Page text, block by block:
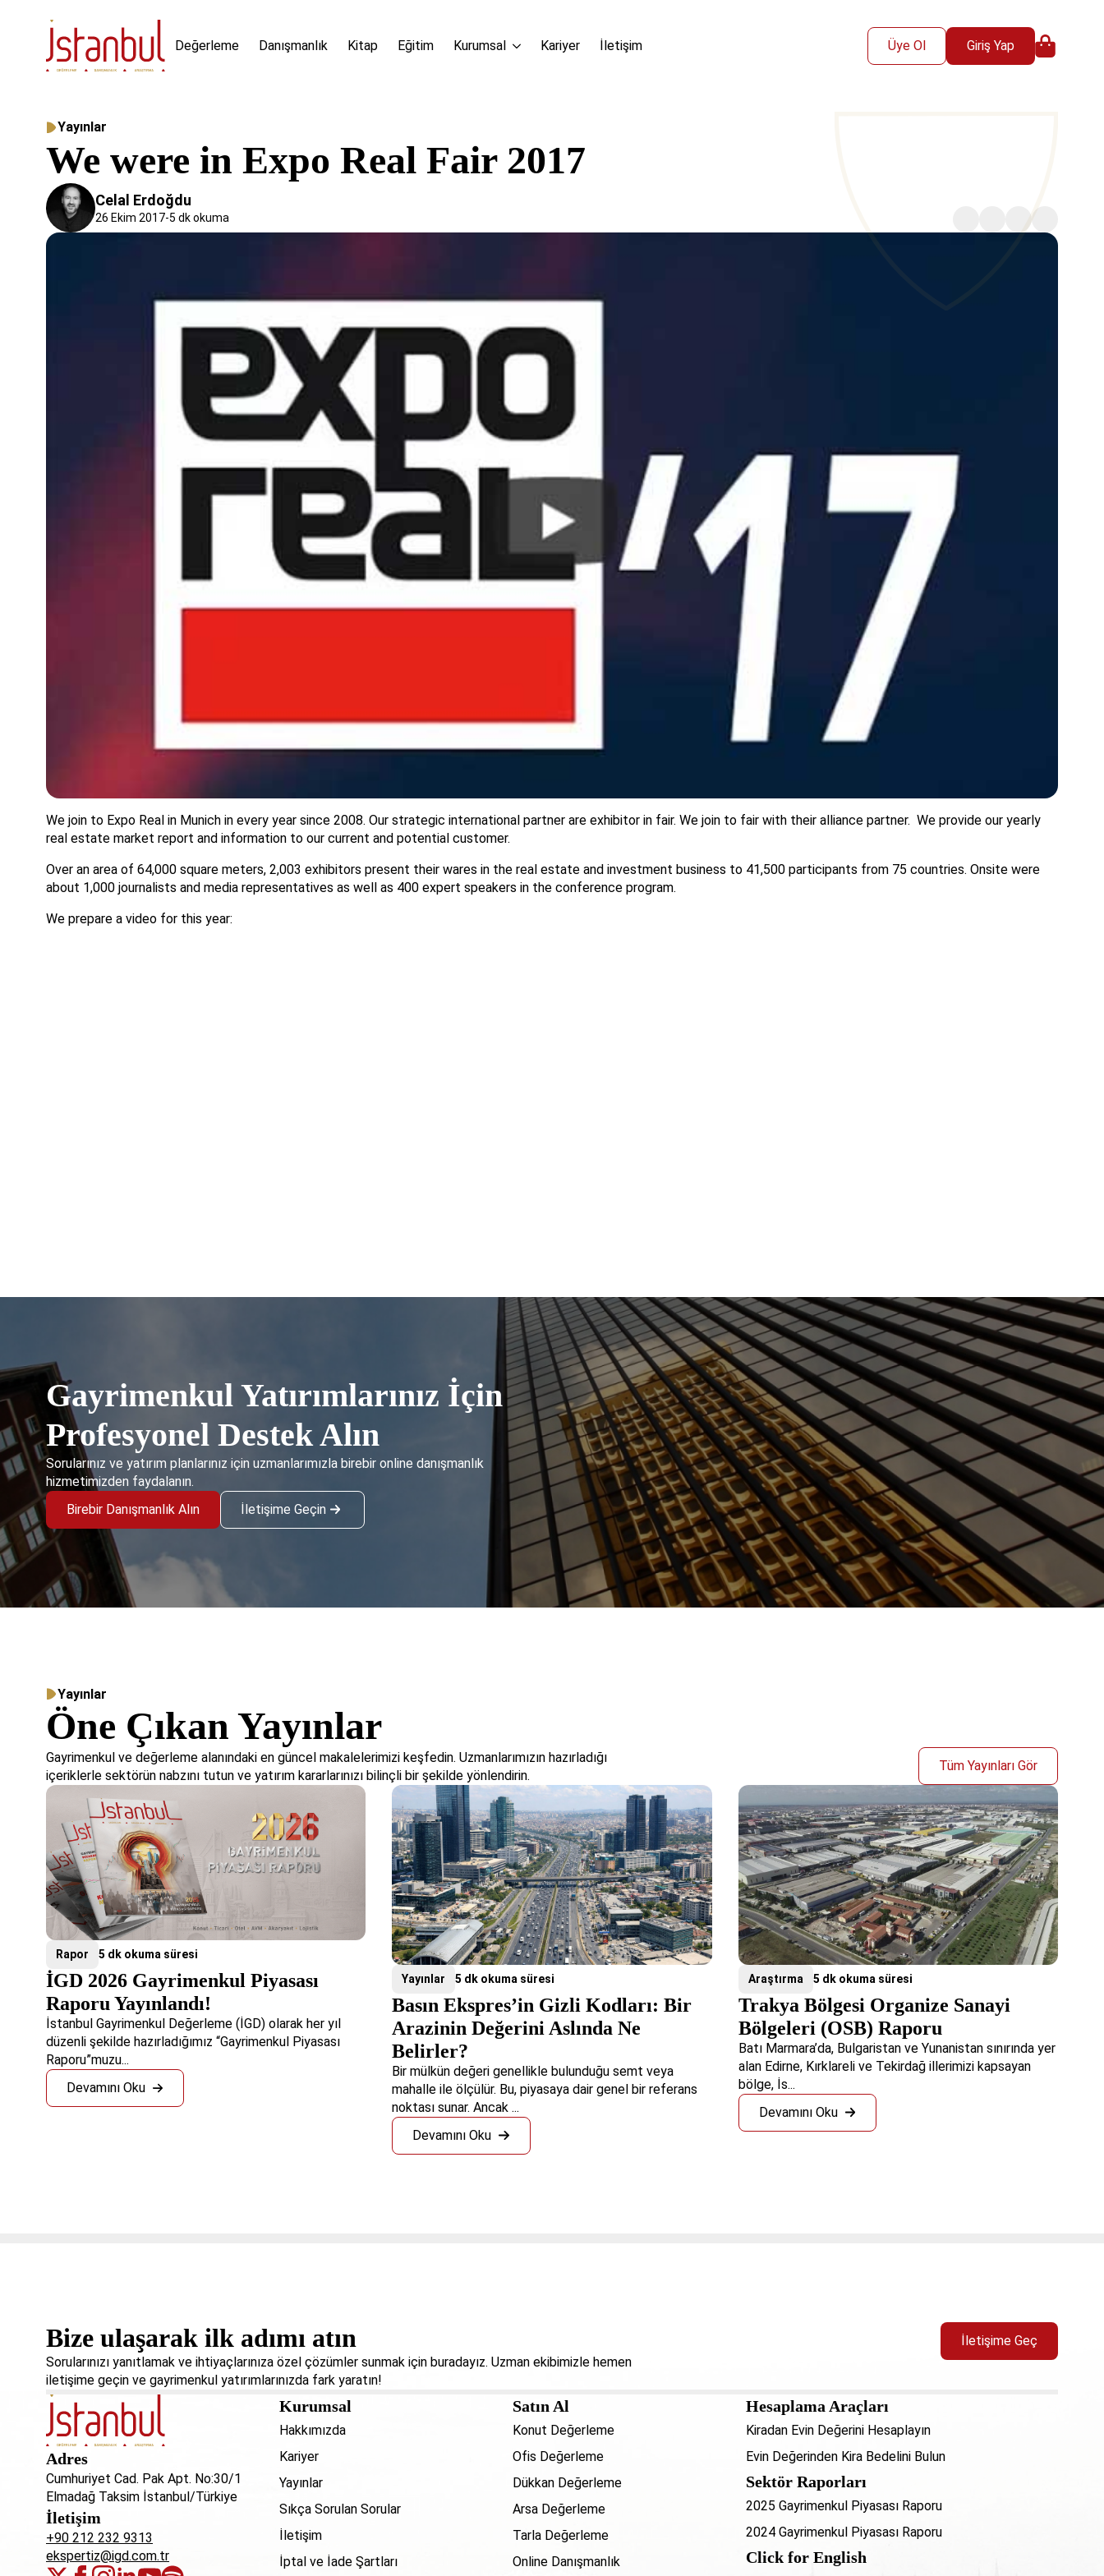
Değerleme Danışmanlık Kitap Eğitim Kurumsal Kariyer İletişim Üye Ol Giriş Yap
Yayınlar
We were in Expo Real Fair 2017
Celal Erdoğdu
26 Ekim 2017-5 dk okuma
We join to Expo Real in Munich in every year since 2008. Our strategic international partner are exhibitor in fair. We join to fair with their alliance partner. We provide our yearly
real estate market report and information to our current and potential customer.
Over an area of 64,000 square meters, 2,003 exhibitors present their wares in the real estate and investment business to 41,500 participants from 75 countries. Onsite were
about 1,000 journalists and media representatives as well as 400 expert speakers in the conference program.
We prepare a video for this year:
Gayrimenkul Yatırımlarınız İçin
Profesyonel Destek Alın
Sorularınız ve yatırım planlarınız için uzmanlarımızla birebir online danışmanlık
hizmetimizden faydalanın.
Birebir Danışmanlık Alın
İletişime Geçin
Yayınlar
Öne Çıkan Yayınlar
Gayrimenkul ve değerleme alanındaki en güncel makalelerimizi keşfedin. Uzmanlarımızın hazırladığı
içeriklerle sektörün nabzını tutun ve yatırım kararlarınızı bilinçli bir şekilde yönlendirin.
Tüm Yayınları Gör
Rapor 5 dk okuma süresi
İGD 2026 Gayrimenkul Piyasası
Raporu Yayınlandı!
İstanbul Gayrimenkul Değerleme (İGD) olarak her yıl
düzenli şekilde hazırladığımız “Gayrimenkul Piyasası
Raporu”muzu...
Devamını Oku
Yayınlar 5 dk okuma süresi
Basın Ekspres’in Gizli Kodları: Bir
Arazinin Değerini Aslında Ne
Belirler?
Bir mülkün değeri genellikle bulunduğu semt veya
mahalle ile ölçülür. Bu, piyasaya dair genel bir referans
noktası sunar. Ancak ...
Devamını Oku
Araştırma 5 dk okuma süresi
Trakya Bölgesi Organize Sanayi
Bölgeleri (OSB) Raporu
Batı Marmara’da, Bulgaristan ve Yunanistan sınırında yer
alan Edirne, Kırklareli ve Tekirdağ illerimizi kapsayan
bölge, İs...
Devamını Oku
Bize ulaşarak ilk adımı atın
Sorularınızı yanıtlamak ve ihtiyaçlarınıza özel çözümler sunmak için buradayız. Uzman ekibimizle hemen
iletişime geçin ve gayrimenkul yatırımlarınızda fark yaratın!
İletişime Geç
Adres
Cumhuriyet Cad. Pak Apt. No:30/1
Elmadağ Taksim İstanbul/Türkiye
İletişim
+90 212 232 9313
ekspertiz@igd.com.tr
Kurumsal
Hakkımızda
Kariyer
Yayınlar
Sıkça Sorulan Sorular
İletişim
İptal ve İade Şartları
Satın Al
Konut Değerleme
Ofis Değerleme
Dükkan Değerleme
Arsa Değerleme
Tarla Değerleme
Online Danışmanlık
Hesaplama Araçları
Kiradan Evin Değerini Hesaplayın
Evin Değerinden Kira Bedelini Bulun
Sektör Raporları
2025 Gayrimenkul Piyasası Raporu
2024 Gayrimenkul Piyasası Raporu
Click for English